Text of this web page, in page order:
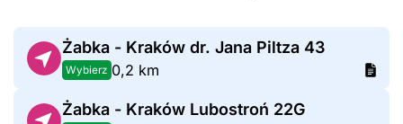
Żabka - Kraków dr. Jana Piltza 43
Wybierz 0,2 km
Żabka - Kraków Lubostroń 22G